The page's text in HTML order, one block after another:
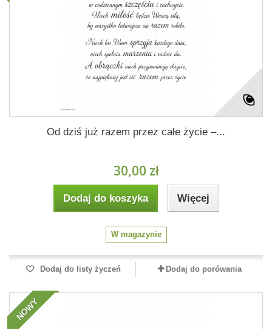
Od dziś już razem przez całe życie –...
30,00 zł
Dodaj do koszyka Więcej
W magazynie
Dodaj do listy życzeń Dodaj do porówania
NOWY